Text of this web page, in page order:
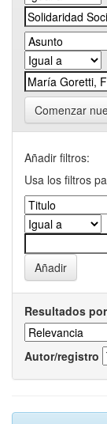
Comenzar
Añadir filtros:
Usa los filtros
Resultados
Autor/registro